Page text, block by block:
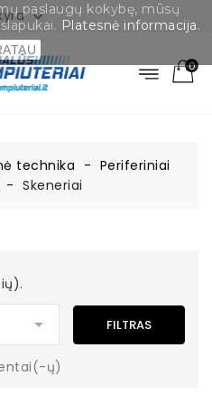

0
technika
Periferiniai
Skeneriai
 FILTRAS
ų)
paslaugų kokybę, mūsų
Platesnė informacija.